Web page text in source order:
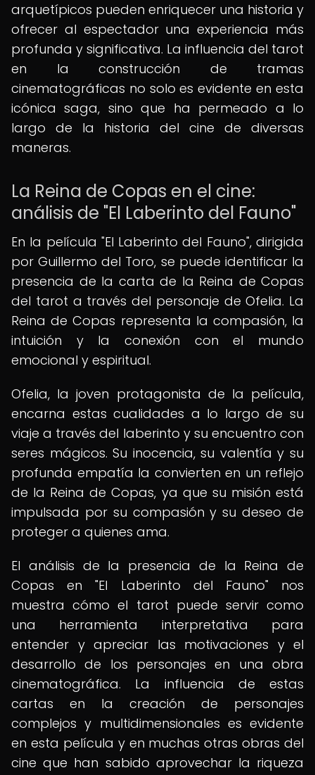
arquetípicos pueden enriquecer una historia y
ofrecer al espectador una experiencia más
profunda y significativa. La influencia del tarot
en la construcción de tramas
cinematográficas no solo es evidente en esta
icónica saga, sino que ha permeado a lo
largo de la historia del cine de diversas
maneras.
La Reina de Copas en el cine:
análisis de "El Laberinto del Fauno"
En la película "El Laberinto del Fauno", dirigida
por Guillermo del Toro, se puede identificar la
presencia de la carta de la Reina de Copas
del tarot a través del personaje de Ofelia. La
Reina de Copas representa la compasión, la
intuición y la conexión con el mundo
emocional y espiritual.
Ofelia, la joven protagonista de la película,
encarna estas cualidades a lo largo de su
viaje a través del laberinto y su encuentro con
seres mágicos. Su inocencia, su valentía y su
profunda empatía la convierten en un reflejo
de la Reina de Copas, ya que su misión está
impulsada por su compasión y su deseo de
proteger a quienes ama.
El análisis de la presencia de la Reina de
Copas en "El Laberinto del Fauno" nos
muestra cómo el tarot puede servir como
una herramienta interpretativa para
entender y apreciar las motivaciones y el
desarrollo de los personajes en una obra
cinematográfica. La influencia de estas
cartas en la creación de personajes
complejos y multidimensionales es evidente
en esta película y en muchas otras obras del
cine que han sabido aprovechar la riqueza